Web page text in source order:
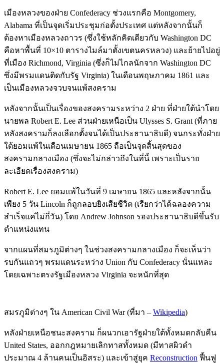
เมืองหลวงของฝ่าย Confederacy ช่วงแรกคือ Montgomery,
Alabama ที่เป็นจุดเริ่มประชุมก่อตั้งประเทศ แต่หลังจากนั้นก็
ต้องหาเมืองหลวงถาวร (ซึ่งใช้หลักคิดเดียวกับ Washington DC
คือหาพื้นที่ 10×10 ตารางไมล์มาตั้งเขตนครหลวง) และย้ายไปอยู่
ที่เมือง Richmond, Virginia (ซึ่งก็ไม่ไกลนักจาก Washington DC
ซึ่งมีพรมแดนติดกับรัฐ Virginia) ในเดือนพฤษภาคม 1861 และ
เป็นเมืองหลวงจวบจนแพ้สงคราม
หลังจากนั้นเป็นเรื่องของสงครามระหว่าง 2 ฝ่าย ที่ฝ่ายใต้นำโดย
นายพล Robert E. Lee ส่วนฝ่ายเหนือเป็น Ulysses S. Grant (ที่ภาย
หลังสงครามก็ลงเลือกตั้งจนได้เป็นประธานาธิบดี) จนกระทั่งฝ่าย
ใต้ยอมแพ้ในเดือนเมษายน 1865 ถือเป็นจุดสิ้นสุดของ
สงครามกลางเมือง (ซึ่งจะไม่กล่าวถึงในที่นี้ เพราะเป็นราย
ละเอียดเรื่องสงคราม)
Robert E. Lee ยอมแพ้ในวันที่ 9 เมษายน 1865 และหลังจากนั้น
เพียง 5 วัน Lincoln ก็ถูกลอบยิงเสียชีวิต (เรียกว่าได้ฉลองความ
สำเร็จแค่ไม่กี่วัน) โดย Andrew Johnson รองประธานาธิบดีขึ้นรับ
ตำแหน่งแทน
จากแผนที่สมรภูมิต่างๆ ในช่วงสงครามกลางเมือง ก็จะเห็นว่า
รบกันแถวๆ พรมแดนระหว่าง Union กับ Confederacy นั่นแหละ
โดยเฉพาะตรงรัฐเมืองหลวง Virginia จะหนักที่สุด
สมรภูมิต่างๆ ใน American Civil War (ที่มา – Wikipedia)
หลังฝ่ายเหนือชนะสงคราม ก็ผนวกเอารัฐฝ่ายใต้ทั้งหมดกลับคืน
United States, ออกกฎหมายเลิกทาสทั้งหมด (มีทาสผิวดำ
ประมาณ 4 ล้านคนเป็นอิสระ) และเข้าสู่ยุค Reconstruction ฟื้นฟู